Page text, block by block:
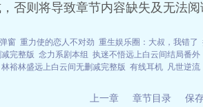
否则将导致章节内容缺失及无法阅
窗 重力使的恋人不对劲 重生娱乐圈：大叔，我错了
完整版 念力系剧本组 执迷不悟远上白云间结局番外
林裕林盛远上白云间无删减完整版 有线耳机 凡世逆流
上一章 章节目录 保